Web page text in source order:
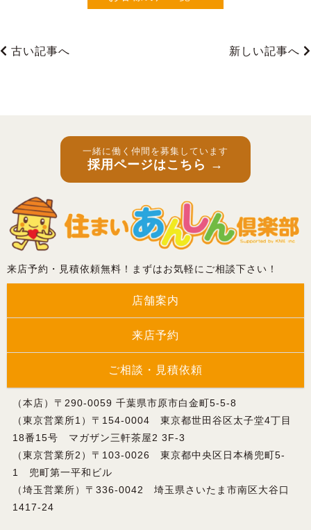
古い記事へ 新しい記事へ
一緒に働く仲間を募集しています
採用ページはこちら →
来店予約・見積依頼無料！まずはお気軽にご相談下さい！
店舗案内
来店予約
ご相談・見積依頼
（本店）〒290-0059 千葉県市原市白金町5-5-8
（東京営業所1）〒154-0004 東京都世田谷区太子堂4丁目
18番15号 マガザン三軒茶屋2 3F-3
（東京営業所2）〒103-0026 東京都中央区日本橋兜町5-
1 兜町第一平和ビル
（埼玉営業所）〒336-0042 埼玉県さいたま市南区大谷口
1417-24